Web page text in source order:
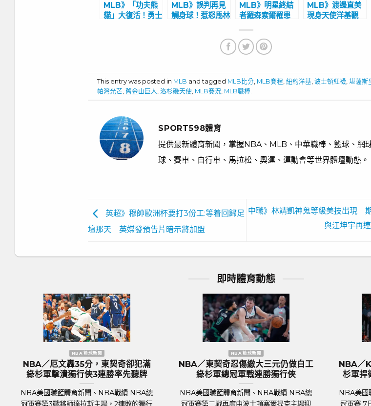
MLB》「功夫熊
貓」大復活！勇士
MLB》誤判再見
觸身球！惹怒馬林
MLB》明星終結
者羅森索爾罹患
付諸流水？
MLB》渡邊直美
現身天使洋基觀
This entry was posted in MLB and tagged MLB比分 MLB賽程 ,紐約洋基 ,波士頓紅襪 ,堪薩斯
帕灣光芒 ,舊金山巨人 ,洛杉磯天使 MLB賽況 MLB職棒
SPORT598體育
提供最新體育新聞，掌握NBA、MLB、中華職棒、籃球、網
球、賽車、自行車、馬拉松、奧運、運動會等世界體壇動態。
英超》穆帥歐洲杯要打3份工:等着回歸足
壇那天 英媒發預告片暗示將加盟
中職》林靖凱神鬼等級美技出現
與江坤宇再連
即時體育動態
提克完全體 綠
大勝率先開胡
NBA戰績 NBA總
頓塞爾提克主場
歐國盃／奪冠大熱門『三獅軍團』英
格蘭隊抵達德國受到上千球迷熱列歡
足球聯賽體育新聞、足球戰績 萬眾矚目的
歐國盃／葡萄牙傳奇巨星C.羅納度
後一舞？第六度參賽再創紀錄巔
足球聯賽體育新聞、足球戰績 2024年歐
國家盃即將於6月14日晚上在德國揭幕，